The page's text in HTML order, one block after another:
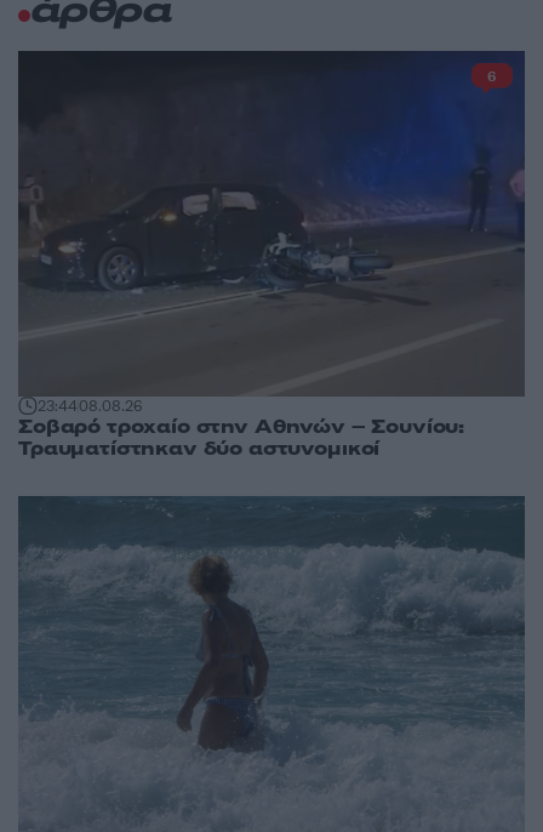
άρθρα
23:4408.08.26
Σοβαρό τροχαίο στην Αθηνών – Σουνίου:
Τραυματίστηκαν δύο αστυνομικοί
6